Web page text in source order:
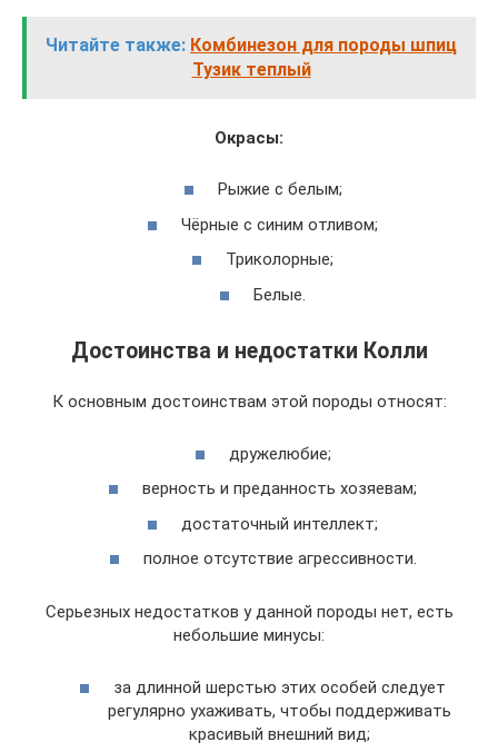
Читайте также: Комбинезон для породы шпиц
Тузик теплый
Окрасы:
Рыжие с белым;
Чёрные с синим отливом;
Триколорные;
Белые.
Достоинства и недостатки Колли
К основным достоинствам этой породы относят:
дружелюбие;
верность и преданность хозяевам;
достаточный интеллект;
полное отсутствие агрессивности.
Серьезных недостатков у данной породы нет, есть
небольшие минусы:
за длинной шерстью этих особей следует
регулярно ухаживать, чтобы поддерживать
красивый внешний вид;